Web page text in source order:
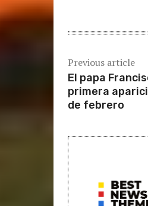
Previous article
El papa
primera
de febrero